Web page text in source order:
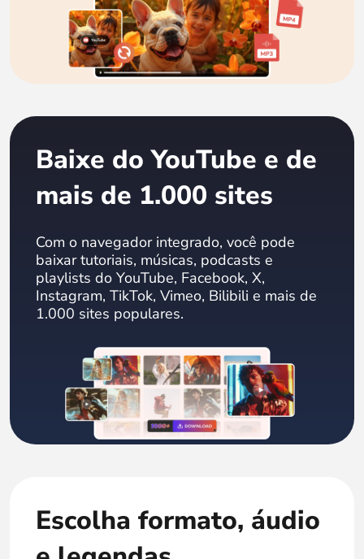
Baixe do YouTube e de
mais de 1.000 sites
Com o navegador integrado, você pode
baixar tutoriais, músicas, podcasts e
playlists do YouTube, Facebook, X,
Instagram, TikTok, Vimeo, Bilibili e mais de
1.000 sites populares.
Escolha formato, áudio